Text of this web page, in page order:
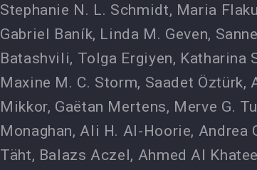
Stephanie N. L. Schmidt, Maria
Gabriel Baník, Linda M. Geven,
Batashvili, Tolga Ergiyen, Katharina
Maxine M. C. Storm, Saadet Öztürk,
Mikkor, Gaëtan Mertens, Merve G.
Monaghan,Ali H. Al-Hoorie, Andrea
Täht, Balazs Aczel, Ahmed Al